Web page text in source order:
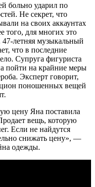
больно ударил по
Не секрет, что
на своих аккаунтах
того, для многих это
летняя музыкальный
что в последние
Супруга фигуриста
пойти на крайние меры
Эксперт говорит,
поношенных вещей
цену Яна поставила
вещь, которую
Если не найдутся
снижать цену», —
одежды.